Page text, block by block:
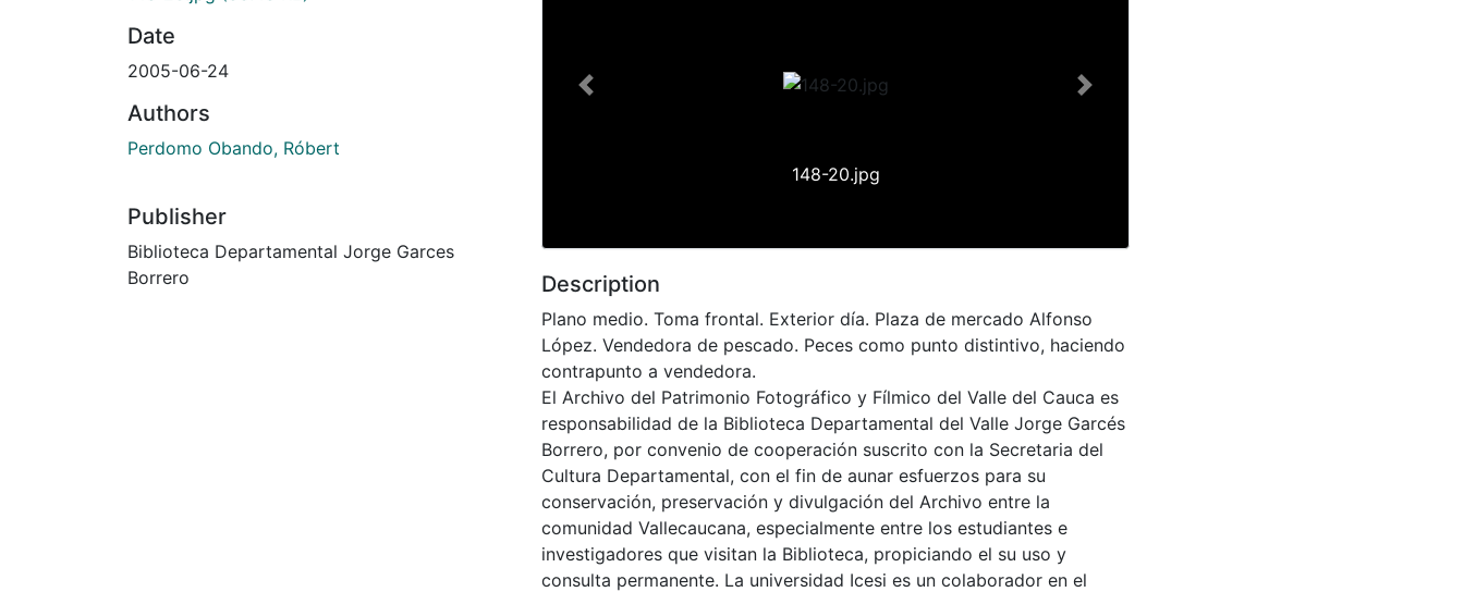
Date
2005-06-24
Authors
Perdomo Obando, Róbert
Publisher
Biblioteca Departamental Jorge Garces
Borrero
148-20.jpg
Previous Next
Description
Plano medio. Toma frontal. Exterior día. Plaza de mercado Alfonso
López. Vendedora de pescado. Peces como punto distintivo, haciendo
contrapunto a vendedora.
El Archivo del Patrimonio Fotográfico y Fílmico del Valle del Cauca es
responsabilidad de la Biblioteca Departamental del Valle Jorge Garcés
Borrero, por convenio de cooperación suscrito con la Secretaria del
Cultura Departamental, con el fin de aunar esfuerzos para su
conservación, preservación y divulgación del Archivo entre la
comunidad Vallecaucana, especialmente entre los estudiantes e
investigadores que visitan la Biblioteca, propiciando el su uso y
consulta permanente. La universidad Icesi es un colaborador en el